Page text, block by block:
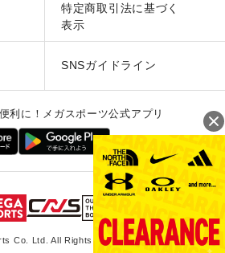
特定商取引法に基づく
表示
SNSガイドライン
利に！メガスポーツ公式アプリ
Co. Ltd. All Rights Reserved.